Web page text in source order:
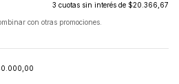
3 cuotas sin interés de $20.366,67
con otras promociones.